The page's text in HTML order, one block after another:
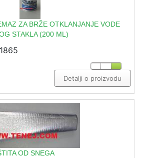
ZA BRŽE OTKLANJANJE VODE
STAKLA (200 ML)
Detalji o proizvodu
OD SNEGA